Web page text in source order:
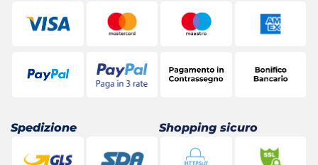
Spedizione Shopping sicuro